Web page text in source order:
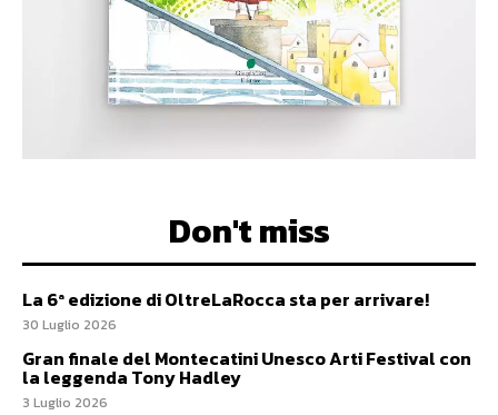
Don't miss
La 6ª edizione di OltreLaRocca sta per arrivare!
30 Luglio 2026
Gran finale del Montecatini Unesco Arti Festival con
la leggenda Tony Hadley
3 Luglio 2026